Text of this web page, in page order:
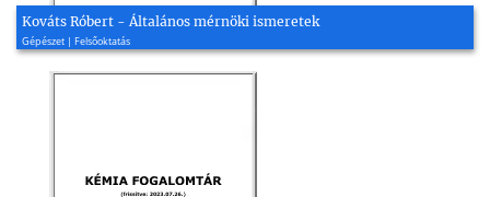
Kováts Róbert - Általános mérnöki ismeretek
Gépészet | Felsőoktatás